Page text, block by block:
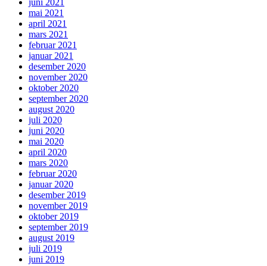
juni 2021
mai 2021
april 2021
mars 2021
februar 2021
januar 2021
desember 2020
november 2020
oktober 2020
september 2020
august 2020
juli 2020
juni 2020
mai 2020
april 2020
mars 2020
februar 2020
januar 2020
desember 2019
november 2019
oktober 2019
september 2019
august 2019
juli 2019
juni 2019